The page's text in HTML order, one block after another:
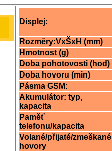
Displej:
Rozměry:VxŠxH (mm)
Hmotnost (g)
Doba pohotovosti (hod)
Doba hovoru (min)
Pásma GSM:
Akumulátor: typ,
kapacita
Paměť
telefonu/kapacita
Volané/přijaté/zmeškané
hovory